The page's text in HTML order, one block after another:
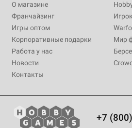
О магазине
Франчайзинг
Игры оптом
Корпоративные подарки
Работа у нас
Новости
Контакты
Мир
+7